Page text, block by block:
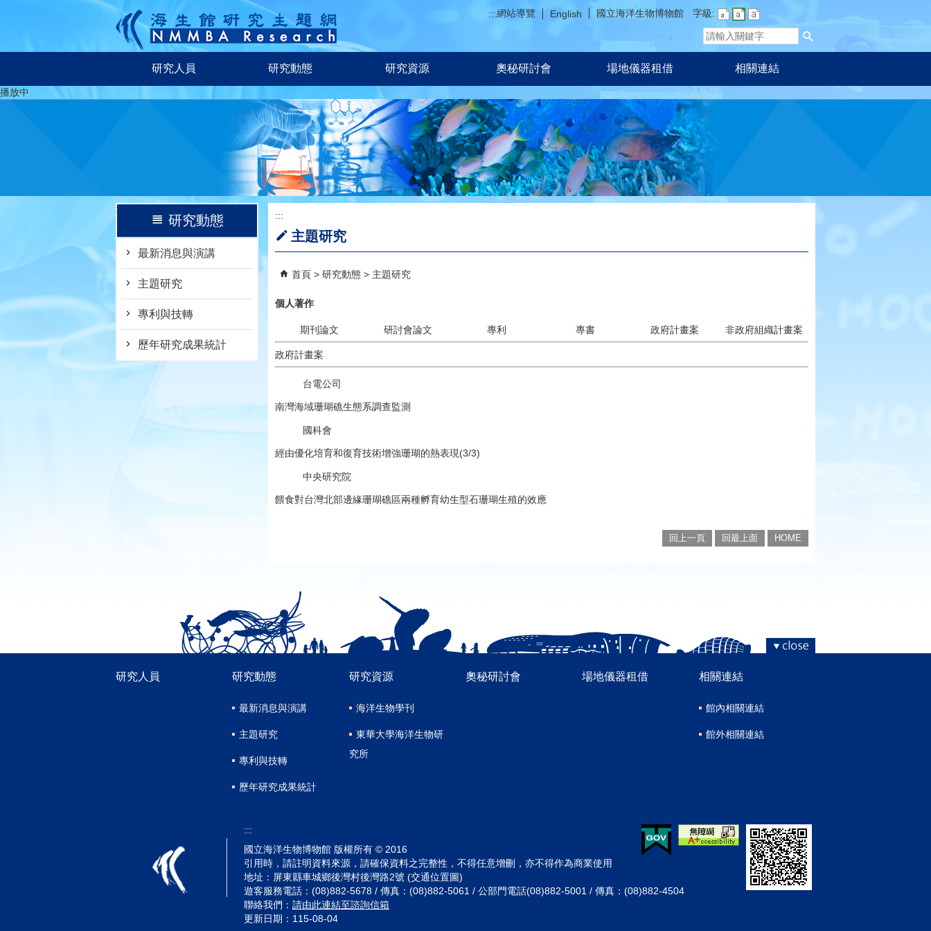
:::網站導覽 English 國立海洋生物博物館 字級:
研究人員 研究動態 研究資源 奧秘研討會 場地儀器租借 相關連結
播放中
:::
研究動態
最新消息與演講
主題研究
專利與技轉
歷年研究成果統計
:::
主題研究
首頁 研究動態 主題研究
個人著作
期刊論文 研討會論文 專利 專書 政府計畫案 非政府組織計畫案
政府計畫案
台電公司
南灣海域珊瑚礁生態系調查監測
國科會
經由優化培育和復育技術增強珊瑚的熱表現(3/3)
中央研究院
餵食對台灣北部邊緣珊瑚礁區兩種孵育幼生型石珊瑚生殖的效應
回上一頁 回最上面 HOME
研究人員 研究動態
最新消息與演講
主題研究
專利與技轉
歷年研究成果統計
研究資源
海洋生物學刊
東華大學海洋生物研
究所
奧秘研討會 場地儀器租借 相關連結
館內相關連結
館外相關連結
:::
國立海洋生物博物館 版權所有 © 2016
引用時，請註明資料來源，請確保資料之完整性，不得任意增刪，亦不得作為商業使用
地址：屏東縣車城鄉後灣村後灣路2號 (交通位置圖)
遊客服務電話：(08)882-5678 / 傳真：(08)882-5061 / 公部門電話(08)882-5001 / 傳真：(08)882-4504
聯絡我們： 請由此連結至諮詢信箱
更新日期： 115-08-04